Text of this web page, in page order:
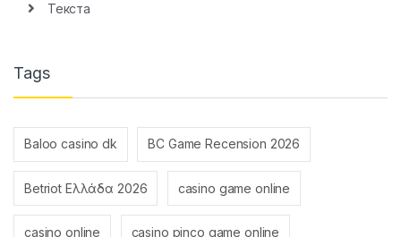
Текста
Tags
Baloo casino dk BC Game Recension 2026
Betriot Ελλάδα 2026 casino game online
casino online casino pinco game online